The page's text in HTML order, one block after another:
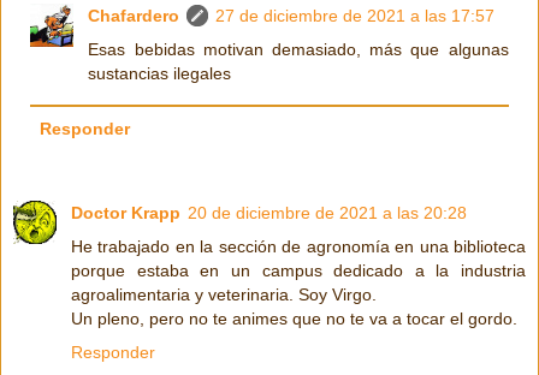
Chafardero
27 de diciembre de 2021 a las 17:57
Esas bebidas motivan demasiado, más que algunas
sustancias ilegales
Responder
Doctor Krapp 20 de diciembre de 2021 a las 20:28
He trabajado en la sección de agronomía en una biblioteca
porque estaba en un campus dedicado a la industria
agroalimentaria y veterinaria. Soy Virgo.
Un pleno, pero no te animes que no te va a tocar el gordo.
Responder